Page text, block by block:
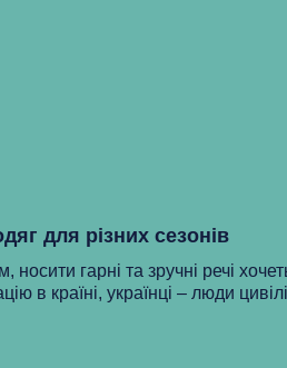
для різних сезонів
носити гарні та зручні речі
в країні, українці – люди